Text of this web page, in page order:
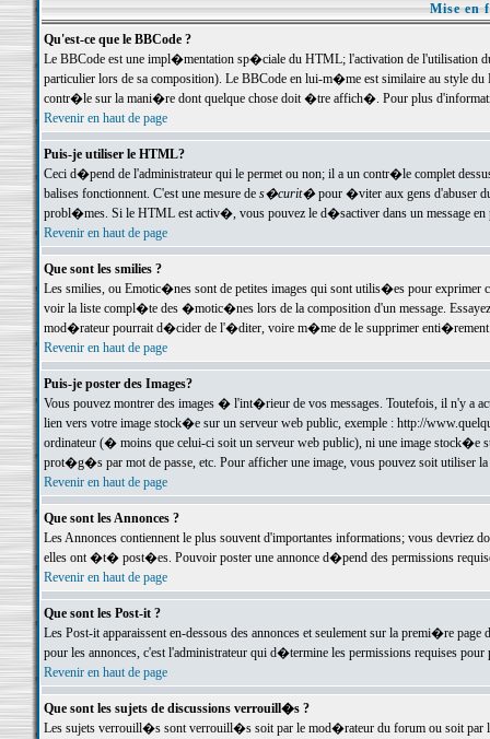
Mise en
Qu'est-ce que le BBCode ?
Le BBCode est une impl�mentation sp�ciale du HTML; l'activation de l'utilisation
particulier lors de sa composition). Le BBCode en lui-m�me est similaire au style
contr�le sur la mani�re dont quelque chose doit �tre affich�. Pour plus
Revenir en haut de page
Puis-je utiliser le HTML?
Ceci d�pend de l'administrateur qui le permet ou non; il a un contr�le complet
balises fonctionnent. C'est une mesure de s�curit�pour �viter aux gens d'abuser
probl�mes. Si le HTML est activ�, vous pouvez le d�sactiver dans un message en
Revenir en haut de page
Que sont les smilies ?
Les smilies, ou Emotic�nes sont de petites images qui sont utilis�es pour exprimer
voir la liste compl�te des �motic�nes lors de la composition d'un message.
mod�rateur pourrait d�cider de l'�diter, voire m�me de le supprimer
Revenir en haut de page
Puis-je poster des Images?
Vous pouvez montrer des images � l'int�rieur de vos messages. Toutefois, il n'y a
lien vers votre image stock�e sur un serveur web public, exemple : http://
ordinateur (� moins que celui-ci soit un serveur web public), ni une image stock�e
prot�g�s par mot de passe, etc. Pour afficher une image, vous pouvez soit
Revenir en haut de page
Que sont les Annonces ?
Les Annonces contiennent le plus souvent d'importantes informations; vous devriez
elles ont �t� post�es. Pouvoir poster une annonce d�pend des permissions
Revenir en haut de page
Que sont les Post-it ?
Les Post-it apparaissent en-dessous des annonces et seulement sur la premi�re
pour les annonces, c'est l'administrateur qui d�termine les permissions requises pour
Revenir en haut de page
Que sont les sujets de discussions verrouill�s ?
Les sujets verrouill�s sont verrouill�s soit par le mod�rateur du forum ou soit par